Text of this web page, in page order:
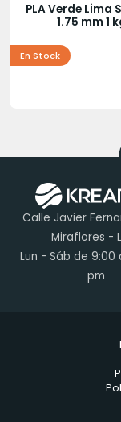
PLA Verde Lima
1.75 mm 1
En Stock
Calle Javier
Miraflores -
Lun - Sáb de 9:00
pm